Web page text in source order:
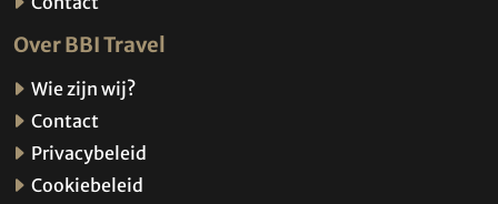
Over BBI Travel
Wie zijn wij?
Contact
Privacybeleid
Cookiebeleid